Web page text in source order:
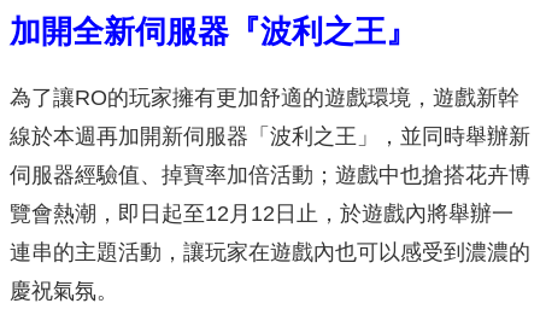
加開全新伺服器『波利之王』
為了讓RO的玩家擁有更加舒適的遊戲環境，遊戲新幹
線於本週再加開新伺服器「波利之王」，並同時舉辦新
伺服器經驗值、掉寶率加倍活動；遊戲中也搶搭花卉博
覽會熱潮，即日起至12月12日止，於遊戲內將舉辦一
連串的主題活動，讓玩家在遊戲內也可以感受到濃濃的
慶祝氣氛。